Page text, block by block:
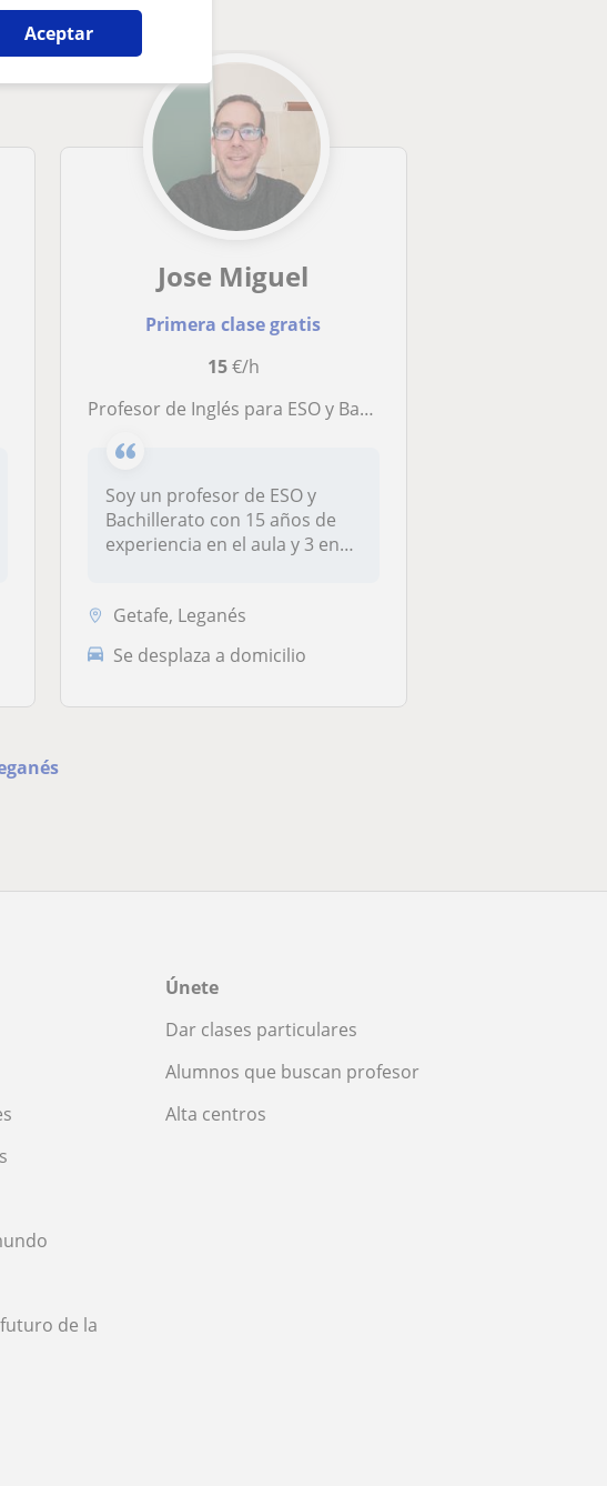
Aceptar
Jose Miguel
Primera clase gratis
15€/h
Profesor de Inglés para ESO y Bachillerato con nivel C2 y 15 años de experiencia. Clases presenciales en Getafe u online
Soy un profesor de ESO y
Bachillerato con 15 años de
experiencia en el aula y 3 en
Getafe, Leganés
Se desplaza a domicilio
de la
Únete
Dar clases particulares
Alumnos que buscan profesor
Alta centros